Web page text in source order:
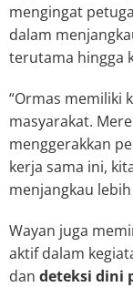
mengingat
dalam
terutama hingga
“Ormas memiliki
masyarakat.
menggerakkan
kerja sama ini,
menjangkau
Wayan juga
aktif dalam
dan deteksi dini